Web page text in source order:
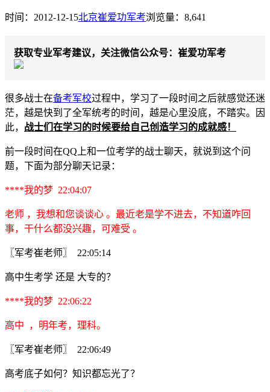
时间：2012-12-15北京崔爱功军考浏览量：8,641
获取专业军考建议，关注微信公众号：崔爱功军考
很多战士在备考军校过程中，学习了一段时间之后就感觉还迷
茫，越是快到了全军统考的时间，越是心里没底，不踏实。因
此， 战士们在学习的时候要给自己创造学习的成就感！
前一段时间在QQ上和一位考学的战士聊天，就说到这个问
题，下面为部分聊天记录：
****我的梦 22:04:07
老师 ，我想和您谈谈心 。最近老是学不进去，不知道咋回
事，干什么都没兴趣，可难受 。
〖军考崔老师〗 22:05:14
高中生考学 还是 大专的？
****我的梦 22:06:22
高中 ，明年考，理科。
〖军考崔老师〗 22:06:49
高考底子如何？知识都忘光了？